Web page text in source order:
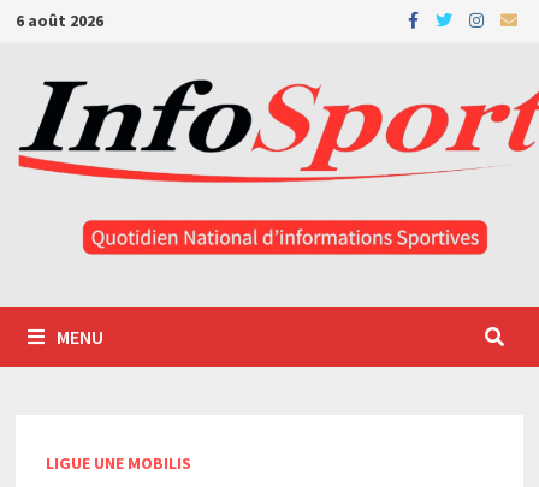
Passer
contenu
6 août 2026
MENU
LIGUE UNE MOBILIS